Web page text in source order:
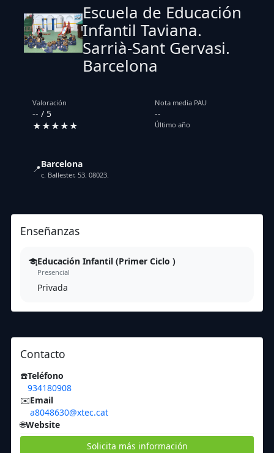
Escuela de Educación
Infantil Taviana.
Sarrià-Sant Gervasi.
Barcelona
Valoración
-- / 5
★★★★★
Nota media PAU
--
Último año
📍Barcelona
c. Ballester, 53. 08023.
Enseñanzas
Educación Infantil (Primer Ciclo )
Presencial
Privada
Contacto
☎️Teléfono
934180908
✉️Email
a8048630@xtec.cat
🌐Website
Solicita más información